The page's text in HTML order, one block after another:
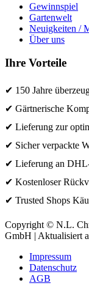
Gewinnspiel
Gartenwelt
Neuigkeiten /
Über uns
Ihre Vorteile
✔ 150 Jahre
✔ Gärtnerische
✔ Lieferung zur
✔ Sicher verpackte
✔ Lieferung an
✔ Kostenloser
✔ Trusted Shops
Copyright © N.L.
GmbH | Aktualisiert
Impressum
Datenschutz
AGB